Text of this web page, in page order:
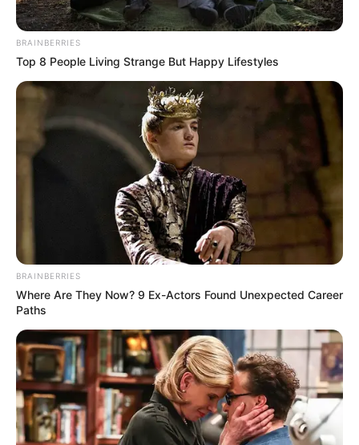
BRAINBERRIES
Top 8 People Living Strange But Happy Lifestyles
BRAINBERRIES
Where Are They Now? 9 Ex-Actors Found Unexpected Career
Paths